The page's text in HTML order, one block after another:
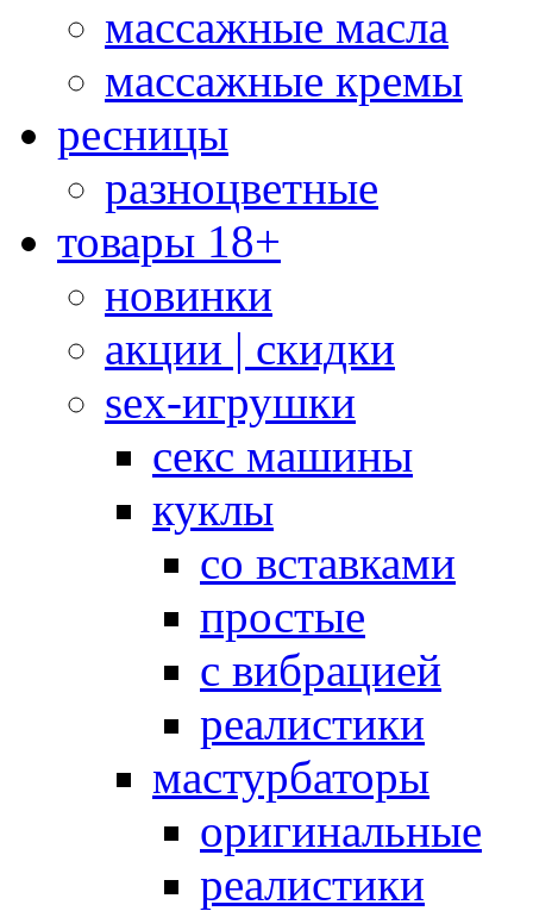
массажные масла
массажные кремы
ресницы
разноцветные
товары 18+
новинки
акции | скидки
sex-игрушки
секс машины
куклы
со вставками
простые
с вибрацией
реалистики
мастурбаторы
оригинальные
реалистики